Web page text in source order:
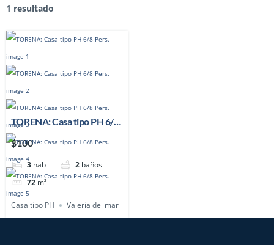
1 resultado
TORENA: Casa tipo PH 6/8
Pers.
$100
3 hab 2 baños
72 m²
Casa tipo PH Valeria del mar